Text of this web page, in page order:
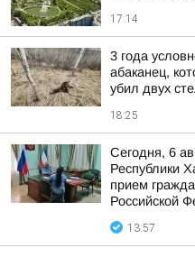
17:14
3 года
абаканец,
убил двух
18:25
Сегодня, 6
Республики
прием
Российской
13:57